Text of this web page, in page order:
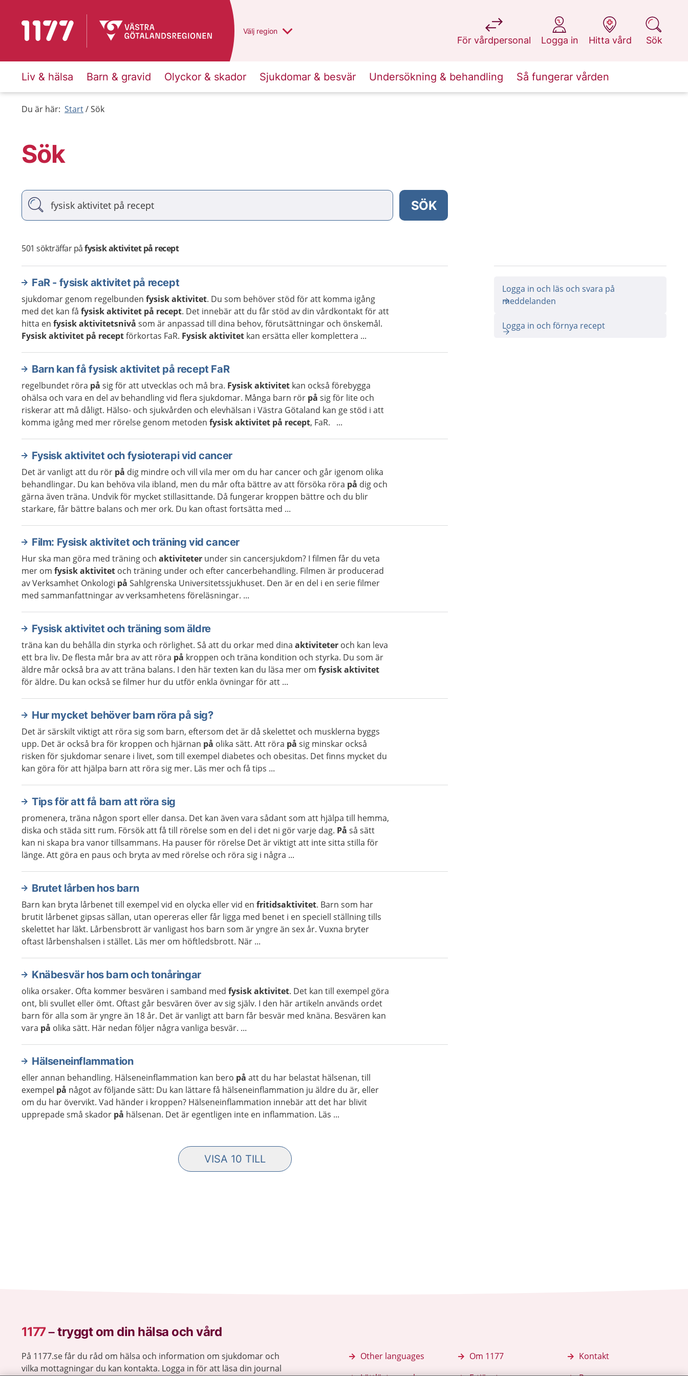
Till startsidan för 1177 Du har valt region
Välj en annan
region
För vårdpersonal
på 1177.se
Logga in
på 1177.se
Hitta vård
på 1177.se
Sök
på 1177.se
Liv & hälsa Barn & gravid Olyckor & skador Sjukdomar & besvär Undersökning & behandling Så fungerar vården
Du är här: Start Sök
Sök
Vad söker du? SÖK
Logga in och läs och svara på
meddelanden
Logga in och förnya recept
501 sökträffar påfysisk aktivitet på recept
FaR - fysisk aktivitet på recept
sjukdomar genom regelbundenfysisk aktivitet. Du som behöver stöd för att komma igång
med det kan fåfysisk aktivitet på recept. Det innebär att du får stöd av din vårdkontakt för att
hitta enfysisk aktivitetsnivå som är anpassad till dina behov, förutsättningar och önskemål.
Fysisk aktivitet på receptförkortas FaR. Fysisk aktivitet kan ersätta eller komplettera ...
Barn kan få fysisk aktivitet på recept FaR
regelbundet röra på sig för att utvecklas och må bra. Fysisk aktivitet kan också förebygga
ohälsa och vara en del av behandling vid flera sjukdomar. Många barn rör på sig för lite och
riskerar att må dåligt. Hälso- och sjukvården och elevhälsan i Västra Götaland kan ge stöd i att
komma igång med mer rörelse genom metodenfysisk aktivitet på recept, FaR. ...
Fysisk aktivitet och fysioterapi vid cancer
Det är vanligt att du rör på dig mindre och vill vila mer om du har cancer och går igenom olika
behandlingar. Du kan behöva vila ibland, men du mår ofta bättre av att försöka röra på dig och
gärna även träna. Undvik för mycket stillasittande. Då fungerar kroppen bättre och du blir
starkare, får bättre balans och mer ork. Du kan oftast fortsätta med ...
Film: Fysisk aktivitet och träning vid cancer
Hur ska man göra med träning ochaktiviteter under sin cancersjukdom? I filmen får du veta
mer omfysisk aktivitet och träning under och efter cancerbehandling. Filmen är producerad
av Verksamhet Onkologi på Sahlgrenska Universitetssjukhuset. Den är en del i en serie filmer
med sammanfattningar av verksamhetens föreläsningar. ...
Fysisk aktivitet och träning som äldre
träna kan du behålla din styrka och rörlighet. Så att du orkar med dinaaktiviteter och kan leva
ett bra liv. De flesta mår bra av att röra på kroppen och träna kondition och styrka. Du som är
äldre mår också bra av att träna balans. I den här texten kan du läsa mer omfysisk aktivitet
för äldre. Du kan också se filmer hur du utför enkla övningar för att ...
Hur mycket behöver barn röra på sig?
Det är särskilt viktigt att röra sig som barn, eftersom det är då skelettet och musklerna byggs
upp. Det är också bra för kroppen och hjärnan på olika sätt. Att röra på sig minskar också
risken för sjukdomar senare i livet, som till exempel diabetes och obesitas. Det finns mycket du
kan göra för att hjälpa barn att röra sig mer. Läs mer och få tips ...
Tips för att få barn att röra sig
promenera, träna någon sport eller dansa. Det kan även vara sådant som att hjälpa till hemma,
diska och städa sitt rum. Försök att få till rörelse som en del i det ni gör varje dag. På så sätt
kan ni skapa bra vanor tillsammans. Ha pauser för rörelse Det är viktigt att inte sitta stilla för
länge. Att göra en paus och bryta av med rörelse och röra sig i några ...
Brutet lårben hos barn
Barn kan bryta lårbenet till exempel vid en olycka eller vid enfritidsaktivitet. Barn som har
brutit lårbenet gipsas sällan, utan opereras eller får ligga med benet i en speciell ställning tills
skelettet har läkt. Lårbensbrott är vanligast hos barn som är yngre än sex år. Vuxna bryter
oftast lårbenshalsen i stället. Läs mer om höftledsbrott. När ...
Knäbesvär hos barn och tonåringar
olika orsaker. Ofta kommer besvären i samband medfysisk aktivitet. Det kan till exempel göra
ont, bli svullet eller ömt. Oftast går besvären över av sig själv. I den här artikeln används ordet
barn för alla som är yngre än 18 år. Det är vanligt att barn får besvär med knäna. Besvären kan
vara på olika sätt. Här nedan följer några vanliga besvär. ...
Hälseneinflammation
eller annan behandling. Hälseneinflammation kan bero på att du har belastat hälsenan, till
exempel på något av följande sätt: Du kan lättare få hälseneinflammation ju äldre du är, eller
om du har övervikt. Vad händer i kroppen? Hälseneinflammation innebär att det har blivit
upprepade små skador på hälsenan. Det är egentligen inte en inflammation. Läs ...
VISA 10 TILL
10 FLER TRÄFFAR INLÄSTA. VISAR TOTALT 20 AV 501.
1177–tryggt om din hälsa och vård
På 1177.se får du råd om hälsa och information om sjukdomar och
vilka mottagningar du kan kontakta. Logga in för att läsa din journal
Other languages
Om 1177
Kontakt